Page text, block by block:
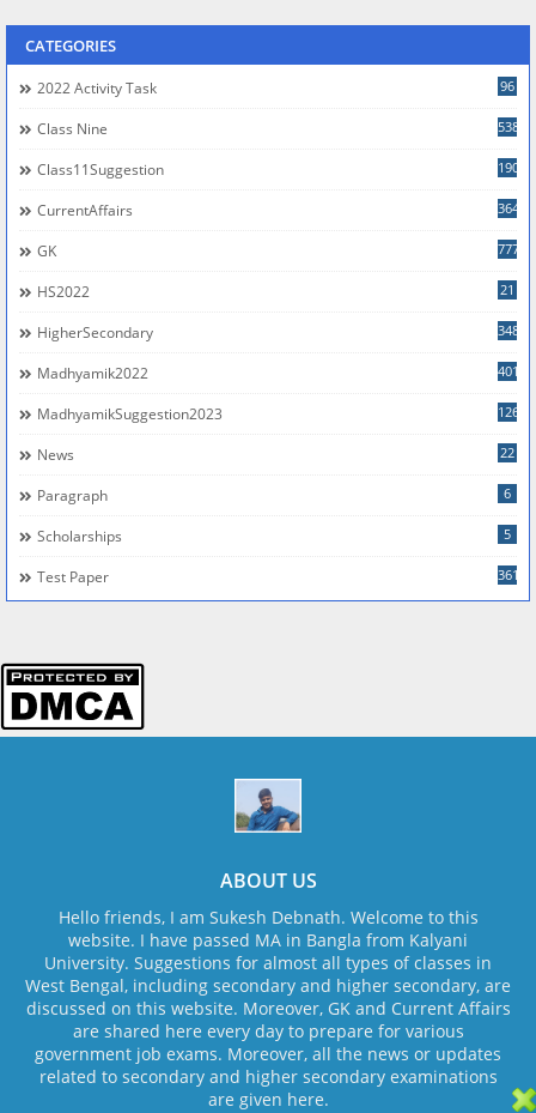
CATEGORIES
2022 Activity Task 96
Class Nine 538
Class11Suggestion 190
CurrentAffairs 364
GK 777
HS2022 21
HigherSecondary 348
Madhyamik2022 401
MadhyamikSuggestion2023 126
News 22
Paragraph 6
Scholarships 5
Test Paper 361
ABOUT US
Hello friends, I am Sukesh Debnath. Welcome to this
website. I have passed MA in Bangla from Kalyani
University. Suggestions for almost all types of classes in
West Bengal, including secondary and higher secondary, are
discussed on this website. Moreover, GK and Current Affairs
are shared here every day to prepare for various
government job exams. Moreover, all the news or updates
related to secondary and higher secondary examinations
are given here.